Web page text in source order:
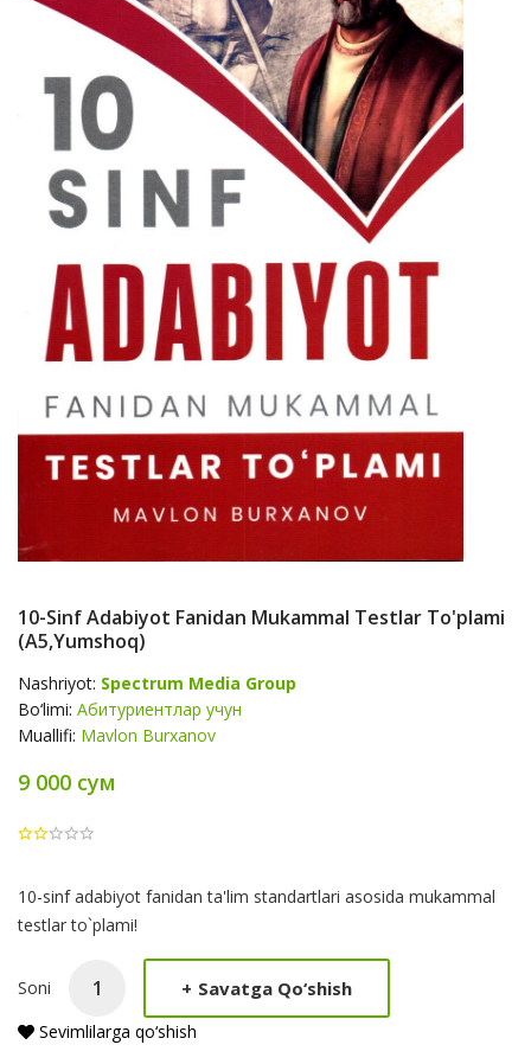
10-Sinf Adabiyot Fanidan Mukammal Testlar To'plami
(A5,yumshoq)
Nashriyot: Spectrum Media Group
Bo‘limi: Абитуриентлар учун
Muallifi: Mavlon Burxanov
9 000 сум
Product
Summery
10-sinf adabiyot fanidan ta'lim standartlari asosida mukammal
testlar to`plami!
Soni + Savatga Qo‘shish
Sevimlilarga qo‘shish